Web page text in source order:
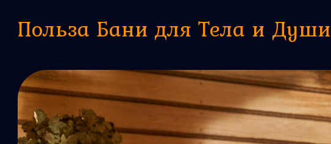
Польза Бани для Тела и Души